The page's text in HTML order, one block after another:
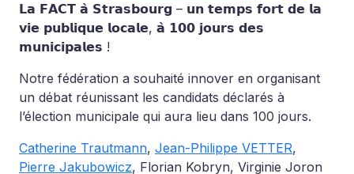
𝗟𝗮 𝗙𝗔𝗖𝗧 𝗮̀ 𝗦𝘁𝗿𝗮𝘀𝗯𝗼𝘂𝗿𝗴 – 𝘂𝗻 𝘁𝗲𝗺𝗽𝘀 𝗳𝗼𝗿𝘁 𝗱𝗲 𝗹𝗮
𝘃𝗶𝗲 𝗽𝘂𝗯𝗹𝗶𝗾𝘂𝗲 𝗹𝗼𝗰𝗮𝗹𝗲, 𝗮̀ 𝟭𝟬𝟬 𝗷𝗼𝘂𝗿𝘀 𝗱𝗲𝘀
𝗺𝘂𝗻𝗶𝗰𝗶𝗽𝗮𝗹𝗲𝘀 !
Notre fédération a souhaité innover en organisant
un débat réunissant les candidats déclarés à
l’élection municipale qui aura lieu dans 100 jours.
Catherine Trautmann, Jean-Philippe VETTER,
Pierre Jakubowicz, Florian Kobryn, Virginie Joron